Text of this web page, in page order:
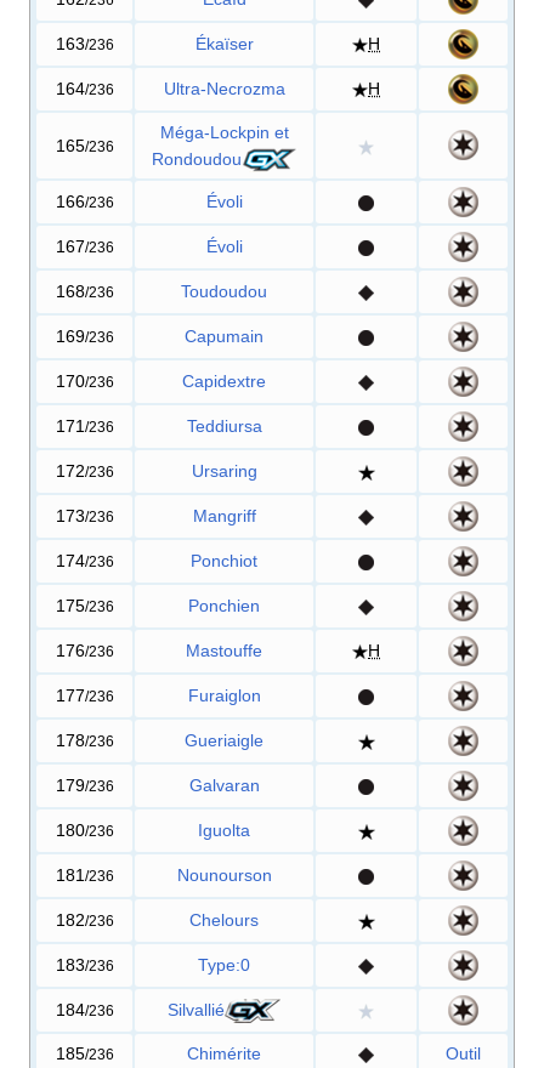
163/236 Ékaïser H
164/236 Ultra-Necrozma H
165/236
Méga-Lockpin et
Rondoudou
166/236 Évoli
167/236 Évoli
168/236 Toudoudou
169/236 Capumain
170/236 Capidextre
171 /236 Teddiursa
172/236 Ursaring
173/236 Mangriff
174/236 Ponchiot
175/236 Ponchien
176/236 Mastouffe H
177/236 Furaiglon
178/236 Gueriaigle
179/236 Galvaran
180/236 Iguolta
181 /236 Nounourson
182/236 Chelours
183/236 Type:0
184/236 Silvallié
185/236 Chimérite Outil